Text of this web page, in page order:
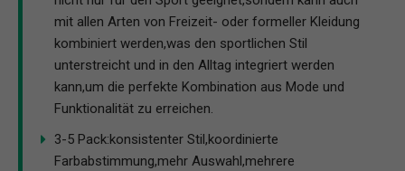
mit allen Arten von Freizeit- oder formeller Kleidung
kombiniert werden,was den sportlichen Stil
unterstreicht und in den Alltag integriert werden
kann,um die perfekte Kombination aus Mode und
Funktionalität zu erreichen.
3-5 Pack:konsistenter Stil,koordinierte
Farbabstimmung,mehr Auswahl,mehrere